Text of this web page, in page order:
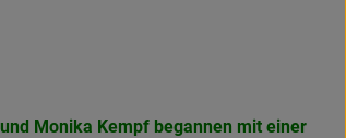
Monika Kempf begannen mit einer